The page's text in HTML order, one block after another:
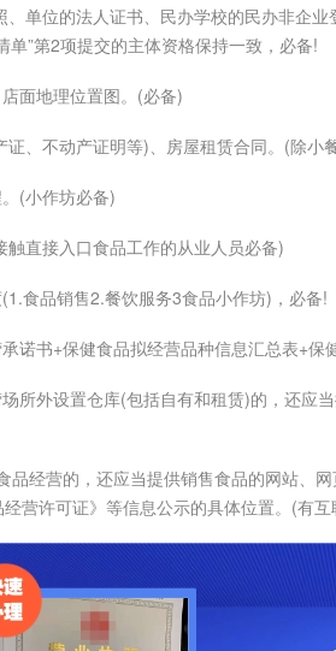
位的法人证书、民办学校的民办非企业
单”第2项提交的主体资格保持一致，必备!
面地理位置图。(必备)
、不动产证明等)、房屋租赁合同。(除小
(小作坊必备)
直接入口食品工作的从业人员必备)
食品销售2.餐饮服务3食品小作坊)，必备!
书+保健食品拟经营品种信息汇总表+保
外设置仓库(包括自有和租赁)的，还应当
经营的，还应当提供销售食品的网站、网
营许可证》等信息公示的具体位置。(有